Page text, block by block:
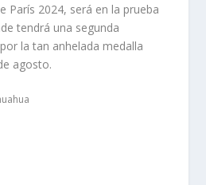
París 2024, será en la prueba
tendrá una segunda
la tan anhelada medalla
agosto.